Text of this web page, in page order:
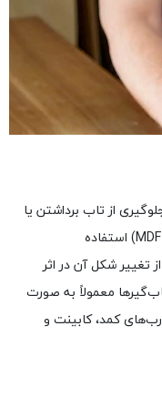
از تاب برداشتن یا
خم شدن درب‌ها (معمولاً درب‌های چوبی و MDF) استفاده
تغییر شکل آن در اثر
معمولاً به صورت
کمد، کابینت و